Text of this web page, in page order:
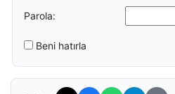
Parola:
Beni hatırla